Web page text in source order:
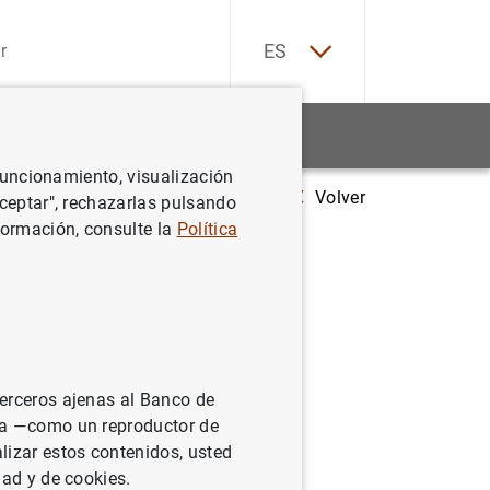
ES
de la normalización de la política monetaria en el mercado de
Volver
visualización
rechazarlas pulsando
consulte la Política
ajenas al Banco de
—como un reproductor de
estos contenidos, usted
y de cookies.